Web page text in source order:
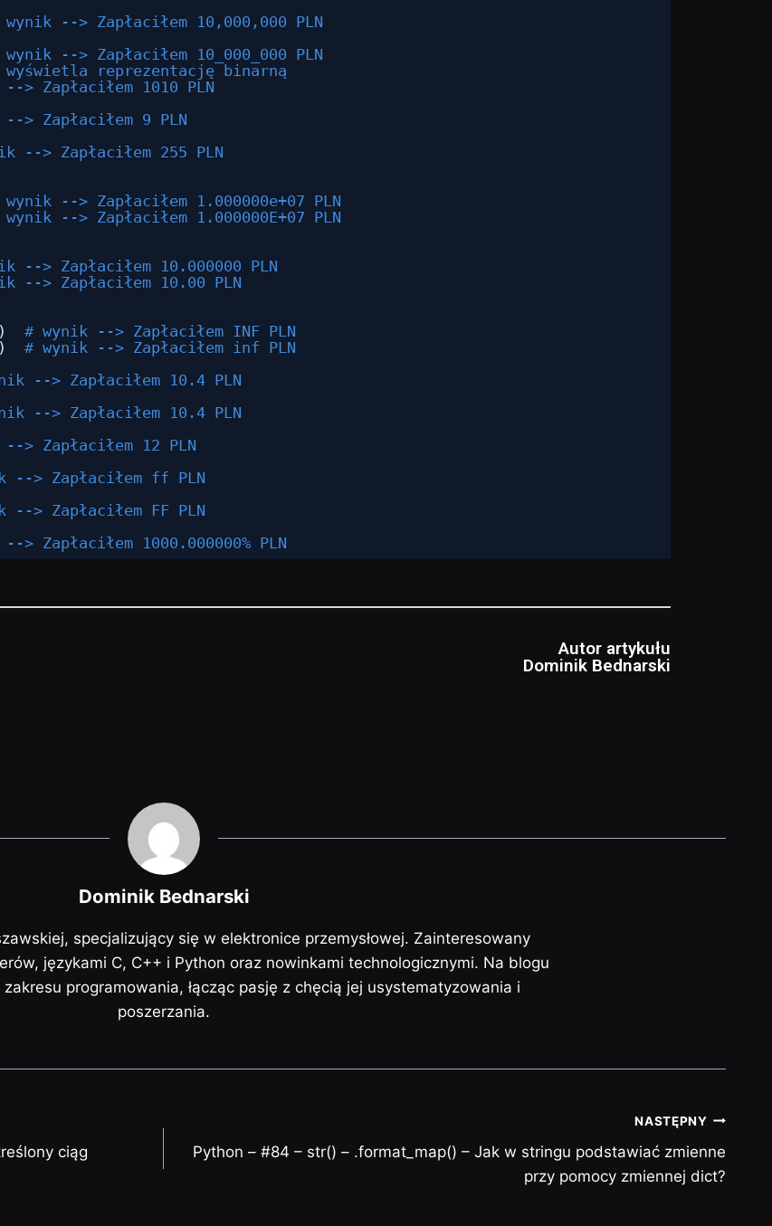
wynik --> Zapłaciłem 10,000,000 PLN
wynik --> Zapłaciłem 10_000_000 PLN
wyświetla reprezentację binarną
> Zapłaciłem 1010 PLN
> Zapłaciłem 9 PLN
--> Zapłaciłem 255 PLN
wynik --> Zapłaciłem 1.000000e+07 PLN
wynik --> Zapłaciłem 1.000000E+07 PLN
--> Zapłaciłem 10.000000 PLN
--> Zapłaciłem 10.00 PLN
# wynik --> Zapłaciłem INF PLN
# wynik --> Zapłaciłem inf PLN
--> Zapłaciłem 10.4 PLN
--> Zapłaciłem 10.4 PLN
> Zapłaciłem 12 PLN
--> Zapłaciłem ff PLN
--> Zapłaciłem FF PLN
> Zapłaciłem 1000.000000% PLN
Autor artykułu
Dominik Bednarski
Dominik Bednarski
specjalizujący się w elektronice przemysłowej. Zainteresowany
językami C, C++ i Python oraz nowinkami technologicznymi. Na blogu
programowania, łącząc pasję z chęcią jej usystematyzowania i
poszerzania.
ciąg
NASTĘPNY
Python – #84 – str() – .format_map() – Jak w stringu podstawiać zmienne
przy pomocy zmiennej dict?